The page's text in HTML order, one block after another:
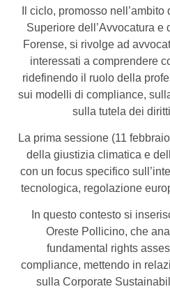
Il ciclo, promosso
Superiore dell’Avvocatura
Forense, si rivolge ad
interessati a comprendere
ridefinendo il ruolo della
sui modelli di compliance,
sulla tutela dei
La prima sessione (11
della giustizia climatica e
con un focus specifico
tecnologica, regolazione
In questo contesto si
Oreste Pollicino, che
fundamental rights
compliance, mettendo in
sulla Corporate